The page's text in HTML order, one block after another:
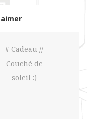
# Cadeau //
Couché de
soleil :)